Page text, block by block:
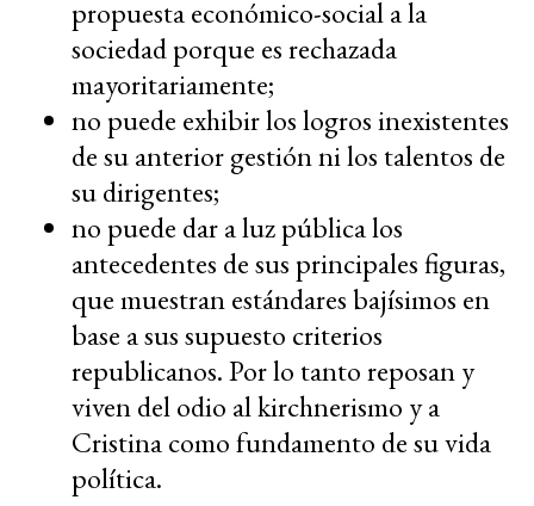
propuesta económico-social a la
sociedad porque es rechazada
mayoritariamente;
no puede exhibir los logros inexistentes
de su anterior gestión ni los talentos de
su dirigentes;
no puede dar a luz pública los
antecedentes de sus principales figuras,
que muestran estándares bajísimos en
base a sus supuesto criterios
republicanos. Por lo tanto reposan y
viven del odio al kirchnerismo y a
Cristina como fundamento de su vida
política.